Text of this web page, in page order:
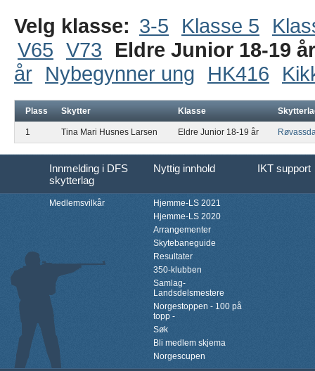
Velg klasse: 3-5 Klasse 5
V65 V73
Eldre Junior 18-19 år
år
Nybegynner ung HK416
Plass Skytter Klasse
1 Tina Mari Husnes Larsen Eldre Junior 18-19 år
Innmelding i DFS
skytterlag
Nyttig innhold IKT support
Medlemsvilkår
Hjemme-LS 2021
Hjemme-LS 2020
Arrangementer
Skytebaneguide
Resultater
350-klubben
Samlag-
Landsdelsmestere
Norgestoppen - 100 på
topp -
Søk
Bli medlem skjema
Norgescupen